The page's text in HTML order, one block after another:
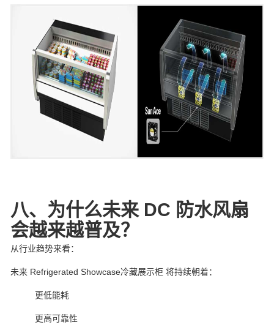
八、为什么未来 DC 防水风扇
会越来越普及？
从行业趋势来看：
未来 Refrigerated Showcase冷藏展示柜 将持续朝着：
更低能耗
更高可靠性